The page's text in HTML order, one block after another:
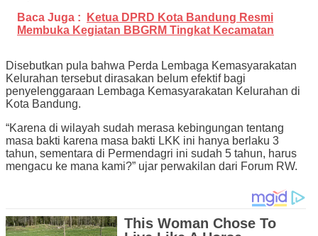
Baca Juga :
Ketua DPRD Kota Bandung Resmi
Membuka Kegiatan BBGRM Tingkat Kecamatan
Disebutkan pula bahwa Perda Lembaga Kemasyarakatan
Kelurahan tersebut dirasakan belum efektif bagi
penyelenggaraan Lembaga Kemasyarakatan Kelurahan di
Kota Bandung.
“Karena di wilayah sudah merasa kebingungan tentang
masa bakti karena masa bakti LKK ini hanya berlaku 3
tahun, sementara di Permendagri ini sudah 5 tahun, harus
mengacu ke mana kami?” ujar perwakilan dari Forum RW.